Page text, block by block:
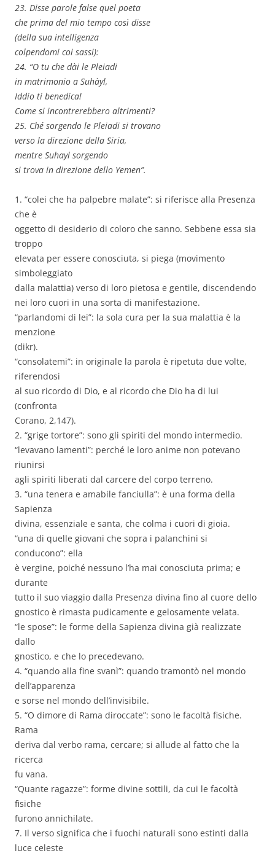
23. Disse parole false quel poeta
che prima del mio tempo così disse
(della sua intelligenza
colpendomi coi sassi):
24. “O tu che dài le Pleiadi
in matrimonio a Suhàyl,
Iddio ti benedica!
Come si incontrerebbero altrimenti?
25. Ché sorgendo le Pleiadi si trovano
verso la direzione della Siria,
mentre Suhayl sorgendo
si trova in direzione dello Yemen”.
1. “colei che ha palpebre malate”: si riferisce alla Presenza
che è
oggetto di desiderio di coloro che sanno. Sebbene essa sia
troppo
elevata per essere conosciuta, si piega (movimento
simboleggiato
dalla malattia) verso di loro pietosa e gentile, discendendo
nei loro cuori in una sorta di manifestazione.
“parlandomi di lei”: la sola cura per la sua malattia è la
menzione
(dikr).
“consolatemi”: in originale la parola è ripetuta due volte,
riferendosi
al suo ricordo di Dio, e al ricordo che Dio ha di lui
(confronta
Corano, 2,147).
2. “grige tortore”: sono gli spiriti del mondo intermedio.
“levavano lamenti”: perché le loro anime non potevano
riunirsi
agli spiriti liberati dal carcere del corpo terreno.
3. “una tenera e amabile fanciulla”: è una forma della
Sapienza
divina, essenziale e santa, che colma i cuori di gioia.
“una di quelle giovani che sopra i palanchini si
conducono”: ella
è vergine, poiché nessuno l’ha mai conosciuta prima; e
durante
tutto il suo viaggio dalla Presenza divina fino al cuore dello
gnostico è rimasta pudicamente e gelosamente velata.
“le spose”: le forme della Sapienza divina già realizzate
dallo
gnostico, e che lo precedevano.
4. “quando alla fine svanì”: quando tramontò nel mondo
dell’apparenza
e sorse nel mondo dell’invisibile.
5. “O dimore di Rama diroccate”: sono le facoltà fisiche.
Rama
deriva dal verbo rama, cercare; si allude al fatto che la
ricerca
fu vana.
“Quante ragazze”: forme divine sottili, da cui le facoltà
fisiche
furono annichilate.
7. Il verso significa che i fuochi naturali sono estinti dalla
luce celeste